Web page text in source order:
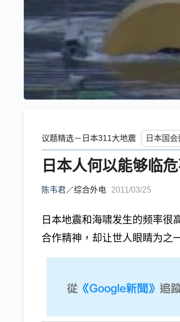
议题精选－日本311大地震
日本人何以能够临
陈韦君／综合外电 2011/03/25
日本地震和海啸发生的频率很
合作精神，却让世人眼睛为之